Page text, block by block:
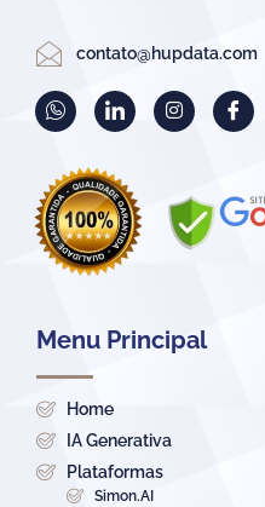
contato@hupdata.com
Menu Principal
Home
IA Generativa
Plataformas
Simon.AI